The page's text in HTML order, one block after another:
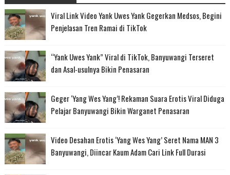
Viral Link Video Yank Uwes Yank Gegerkan Medsos, Begini
Penjelasan Tren Ramai di TikTok
“Yank Uwes Yank” Viral di TikTok, Banyuwangi Terseret
dan Asal-usulnya Bikin Penasaran
Geger ‘Yang Wes Yang’! Rekaman Suara Erotis Viral Diduga
Pelajar Banyuwangi Bikin Warganet Penasaran
Video Desahan Erotis ‘Yang Wes Yang’ Seret Nama MAN 3
Banyuwangi, Diincar Kaum Adam Cari Link Full Durasi